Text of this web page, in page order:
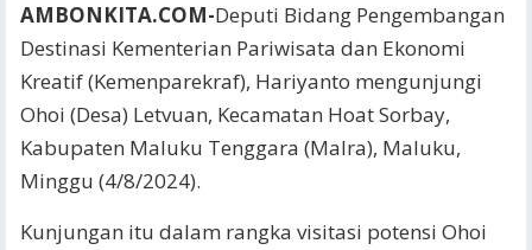
AMBONKITA.COM-Deputi Bidang Pengembangan
Destinasi Kementerian Pariwisata dan Ekonomi
Kreatif (Kemenparekraf), Hariyanto mengunjungi
Ohoi (Desa) Letvuan, Kecamatan Hoat Sorbay,
Kabupaten Maluku Tenggara (Malra), Maluku,
Minggu (4/8/2024).
Kunjungan itu dalam rangka visitasi potensi Ohoi